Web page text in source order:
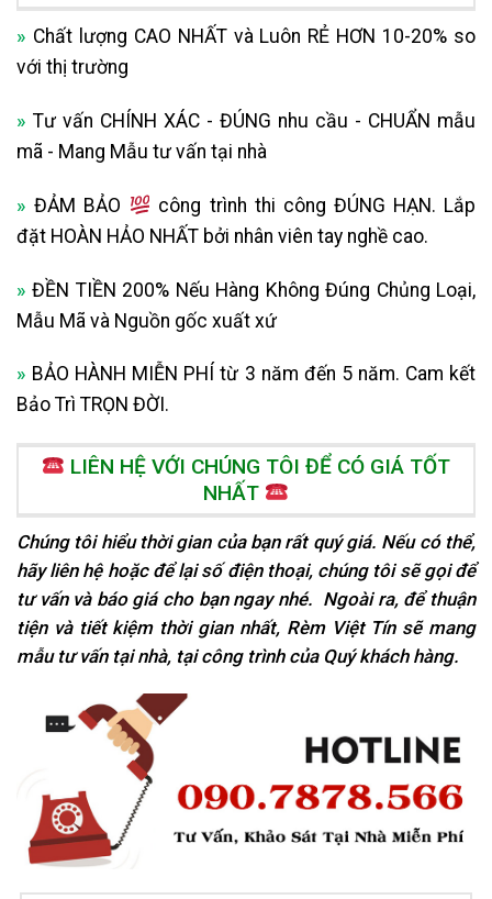
» Chất lượng CAO NHẤT và Luôn RẺ HƠN 10-20% so
với thị trường
» Tư vấn CHÍNH XÁC - ĐÚNG nhu cầu - CHUẨN mẫu
mã - Mang Mẫu tư vấn tại nhà
»ĐẢM BẢO
công trình thi công ĐÚNG HẠN. Lắp
đặt HOÀN HẢO NHẤT bởi nhân viên tay nghề cao.
»ĐỀN TIỀN 200% Nếu Hàng Không Đúng Chủng Loại,
Mẫu Mã và Nguồn gốc xuất xứ
» BẢO HÀNH MIỄN PHÍ từ 3 năm đến 5 năm. Cam kết
Bảo Trì TRỌN ĐỜI.
LIÊN HỆ VỚI CHÚNG TÔI ĐỂ CÓ GIÁ TỐT
NHẤT
Chúng tôi hiểu thời gian của bạn rất quý giá. Nếu có thể,
hãy liên hệ hoặc để lại số điện thoại, chúng tôi sẽ gọi để
tư vấn và báo giá cho bạn ngay nhé. Ngoài ra, để thuận
tiện và tiết kiệm thời gian nhất, Rèm Việt Tín sẽ mang
mẫu tư vấn tại nhà, tạicông trình của Quý khách hàng.